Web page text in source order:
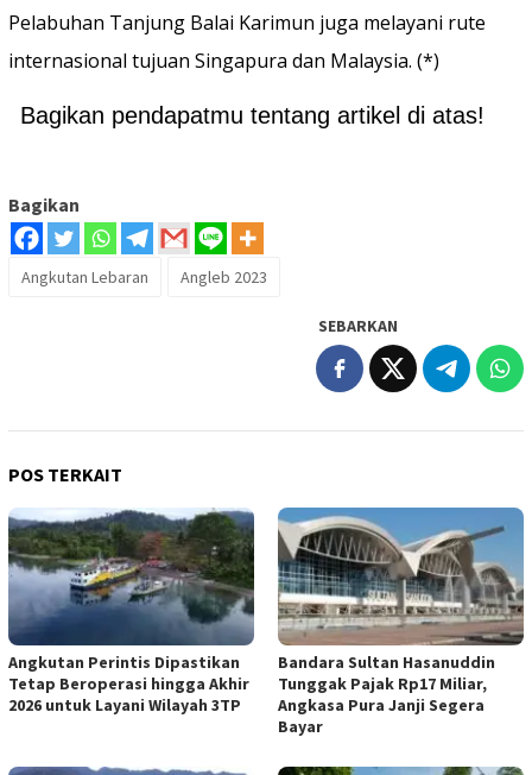
Pelabuhan Tanjung Balai Karimun juga melayani rute
internasional tujuan Singapura dan Malaysia. (*)
Bagikan pendapatmu tentang artikel di atas!
Bagikan
Angkutan Lebaran Angleb 2023
SEBARKAN
POS TERKAIT
Angkutan Perintis Dipastikan
Tetap Beroperasi hingga Akhir
2026 untuk Layani Wilayah 3TP
Bandara Sultan Hasanuddin
Tunggak Pajak Rp17 Miliar,
Angkasa Pura Janji Segera
Bayar